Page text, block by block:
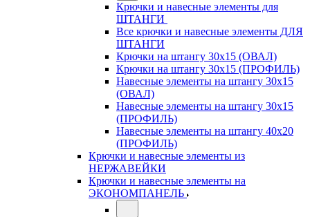
Крючки и навесные элементы для
ШТАНГИ
Все крючки и навесные элементы ДЛЯ
ШТАНГИ
Крючки на штангу 30х15 (ОВАЛ)
Крючки на штангу 30х15 (ПРОФИЛЬ)
Навесные элементы на штангу 30х15
(ОВАЛ)
Навесные элементы на штангу 30х15
(ПРОФИЛЬ)
Навесные элементы на штангу 40х20
(ПРОФИЛЬ)
Крючки и навесные элементы из
НЕРЖАВЕЙКИ
Крючки и навесные элементы на
ЭКОНОМПАНЕЛЬ